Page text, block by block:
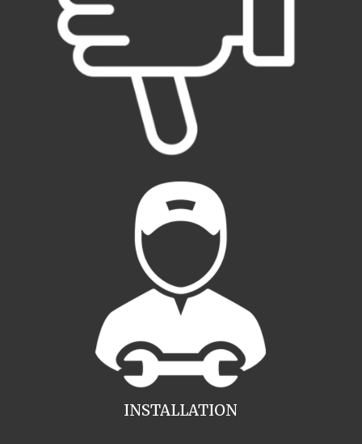
INSTALLATION